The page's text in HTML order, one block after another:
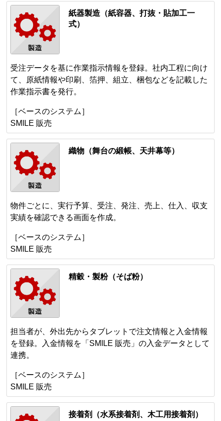
紙器製造（紙容器、打抜・貼加工一
式）
受注データを基に作業指示情報を登録。社内工程に向け
て、原紙情報や印刷、箔押、組立、梱包などを記載した
作業指示書を発行。
［ベースのシステム］
SMILE 販売
織物（舞台の緞帳、天井幕等）
物件ごとに、実行予算、受注、発注、売上、仕入、収支
実績を確認できる画面を作成。
［ベースのシステム］
SMILE 販売
精穀・製粉（そば粉）
担当者が、外出先からタブレットで注文情報と入金情報
を登録。入金情報を「SMILE 販売」の入金データとして
連携。
［ベースのシステム］
SMILE 販売
接着剤（水系接着剤、木工用接着剤）